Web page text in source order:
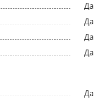
Да
Да
Да
Да
Да